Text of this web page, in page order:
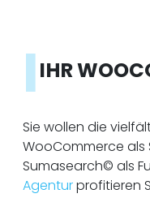
IIHR
Sie wollen die
WooCommerce als
Sumasearch© als
Agenturprofitieren